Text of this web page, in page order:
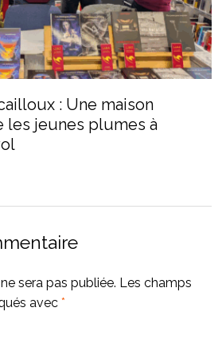
: Une maison
les jeunes plumes à
sera pas publiée. Les champs
avec *